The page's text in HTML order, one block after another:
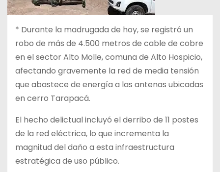
* Durante la madrugada de hoy, se registró un
robo de más de 4.500 metros de cable de cobre
en el sector Alto Molle, comuna de Alto Hospicio,
afectando gravemente la red de media tensión
que abastece de energía a las antenas ubicadas
en cerro Tarapacá.
El hecho delictual incluyó el derribo de 11 postes
de la red eléctrica, lo que incrementa la
magnitud del daño a esta infraestructura
estratégica de uso público.